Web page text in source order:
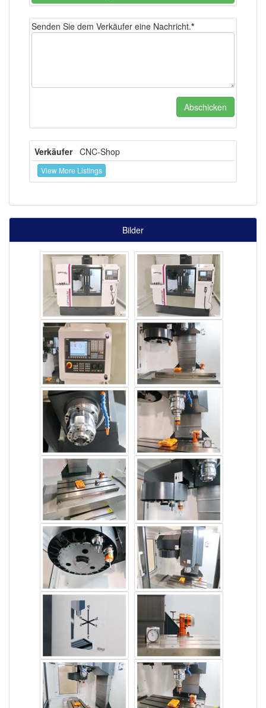
Senden Sie dem Verkäufer eine Nachricht.*
VerkäuferCNC-Shop
View More Listings
Bilder